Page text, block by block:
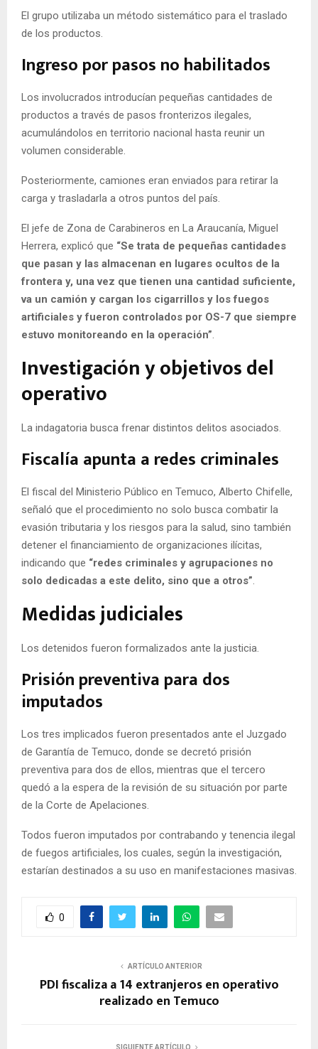
El grupo utilizaba un método sistemático para el traslado
de los productos.
Ingreso por pasos no habilitados
Los involucrados introducían pequeñas cantidades de
productos a través de pasos fronterizos ilegales,
acumulándolos en territorio nacional hasta reunir un
volumen considerable.
Posteriormente, camiones eran enviados para retirar la
carga y trasladarla a otros puntos del país.
El jefe de Zona de Carabineros en La Araucanía, Miguel
Herrera, explicó que “Se trata de pequeñas cantidades
que pasan y las almacenan en lugares ocultos de la
frontera y, una vez que tienen una cantidad suficiente,
va un camión y cargan los cigarrillos y los fuegos
artificiales y fueron controlados por OS-7 que siempre
estuvo monitoreando en la operación”.
Investigación y objetivos del
operativo
La indagatoria busca frenar distintos delitos asociados.
Fiscalía apunta a redes criminales
El fiscal del Ministerio Público en Temuco, Alberto Chifelle,
señaló que el procedimiento no solo busca combatir la
evasión tributaria y los riesgos para la salud, sino también
detener el financiamiento de organizaciones ilícitas,
indicando que “redes criminales y agrupaciones no
solo dedicadas a este delito, sino que a otros”.
Medidas judiciales
Los detenidos fueron formalizados ante la justicia.
Prisión preventiva para dos
imputados
Los tres implicados fueron presentados ante el Juzgado
de Garantía de Temuco, donde se decretó prisión
preventiva para dos de ellos, mientras que el tercero
quedó a la espera de la revisión de su situación por parte
de la Corte de Apelaciones.
Todos fueron imputados por contrabando y tenencia ilegal
de fuegos artificiales, los cuales, según la investigación,
estarían destinados a su uso en manifestaciones masivas.
0
ARTÍCULO ANTERIOR
PDI fiscaliza a 14 extranjeros en operativo
realizado en Temuco